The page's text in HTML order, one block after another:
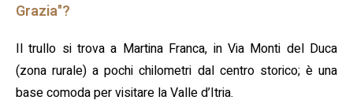
Grazia"?
Il trullo si trova a Martina Franca, in Via Monti del Duca
(zona rurale) a pochi chilometri dal centro storico; è una
base comoda per visitare la Valle d’Itria.